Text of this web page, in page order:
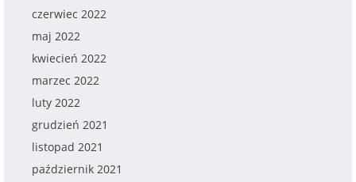
czerwiec 2022
maj 2022
kwiecień 2022
marzec 2022
luty 2022
grudzień 2021
listopad 2021
październik 2021